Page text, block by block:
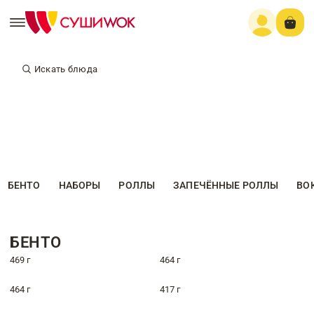
Искать блюда
БЕНТО НАБОРЫ РОЛЛЫ ЗАПЕЧЁННЫЕ РОЛЛЫ
БЕНТО
469 г 464 г
464 г 417 г